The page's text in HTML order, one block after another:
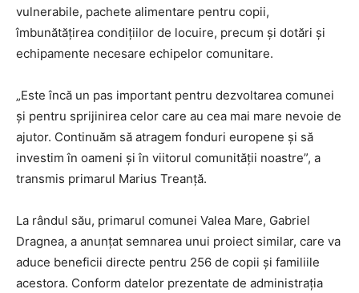
vulnerabile, pachete alimentare pentru copii,
îmbunătățirea condițiilor de locuire, precum și dotări și
echipamente necesare echipelor comunitare.
„Este încă un pas important pentru dezvoltarea comunei
și pentru sprijinirea celor care au cea mai mare nevoie de
ajutor. Continuăm să atragem fonduri europene și să
investim în oameni și în viitorul comunității noastre”, a
transmis primarul Marius Treanță.
La rândul său, primarul comunei Valea Mare, Gabriel
Dragnea, a anunțat semnarea unui proiect similar, care va
aduce beneficii directe pentru 256 de copii și familiile
acestora. Conform datelor prezentate de administrația